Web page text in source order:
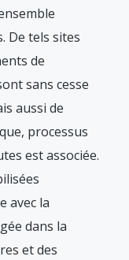
De tels sites
de
sans cesse
aussi de
processus
est associée.
avec la
dans la
et des